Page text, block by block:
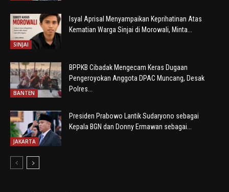
SINJAI
Isyal Aprisal Menyampaikan Keprihatinan Atas
Kematian Warga Sinjai di Morowali, Minta...
BANTEN
BPPKB Cibadak Mengecam Keras Dugaan
Pengeroyokan Anggota DPAC Muncang, Desak
Polres...
JAKARTA
Presiden Prabowo Lantik Sudaryono sebagai
Kepala BGN dan Donny Ermawan sebagai...